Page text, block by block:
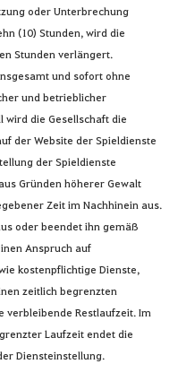
oder Unterbrechung
(10) Stunden, wird die
Stunden verlängert.
und sofort ohne
und betrieblicher
wird die Gesellschaft die
der Website der Spieldienste
der Spieldienste
Gründen höherer Gewalt
Zeit im Nachhinein aus.
oder beendet ihn gemäß
Anspruch auf
kostenpflichtige Dienste,
zeitlich begrenzten
verbleibende Restlaufzeit. Im
Laufzeit endet die
Diensteinstellung.